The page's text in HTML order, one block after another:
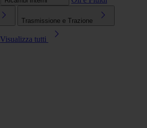
Trasmissione e Trazione
Visualizza tutti